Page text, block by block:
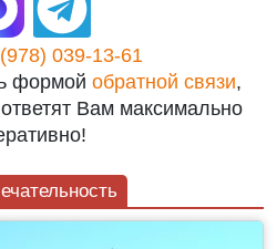
039-13-61
формой обратной связи,
Вам максимально